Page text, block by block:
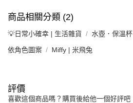
商品相關分類 (2)
💡日常小確幸 | 生活雜貨 水壺．保溫杯
依角色圖案 Miffy | 米飛兔
評價
喜歡這個商品嗎？購買後給他一個好評吧